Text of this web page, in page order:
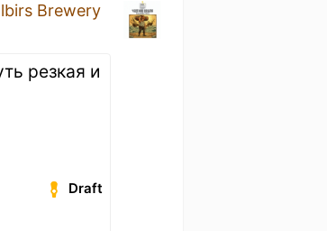
Brewery
резкая и
Draft